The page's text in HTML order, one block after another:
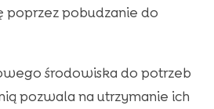
poprzez pobudzanie do
środowiska do potrzeb
pozwala na utrzymanie ich